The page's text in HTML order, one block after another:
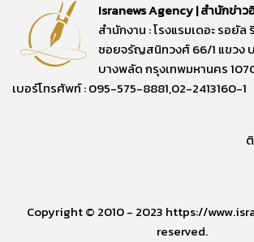
Isranews Agency | สำนักข่าว
สำนักงาน : โรงแรมเดอะ รอยัล
ซอยจรัญสนิทวงศ์ 66/1 แขวง
บางพลัด กรุงเทพมหานคร
เบอร์โทรศัพท์ : 095-575-8881,02-2413160-1
Copyright © 2010 - 2023 https://
reserved.